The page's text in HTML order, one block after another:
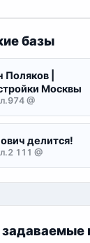
базы
Поляков |
Москвы
974 @
делится!
2 111 @
задаваемые